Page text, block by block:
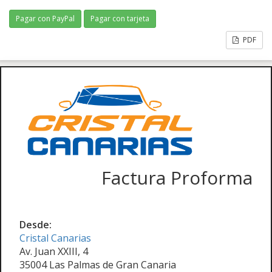
Pagar con PayPal Pagar con tarjeta
PDF
Factura Proforma
Desde:
Cristal Canarias
Av. Juan XXIII, 4
35004 Las Palmas de Gran Canaria